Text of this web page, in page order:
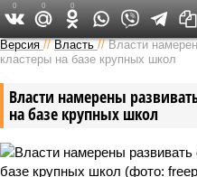
Версия в
Версия //Власть //Власти
кластеры на базе крупных школ
Власти намерены
на базе крупных школ
0 0 0